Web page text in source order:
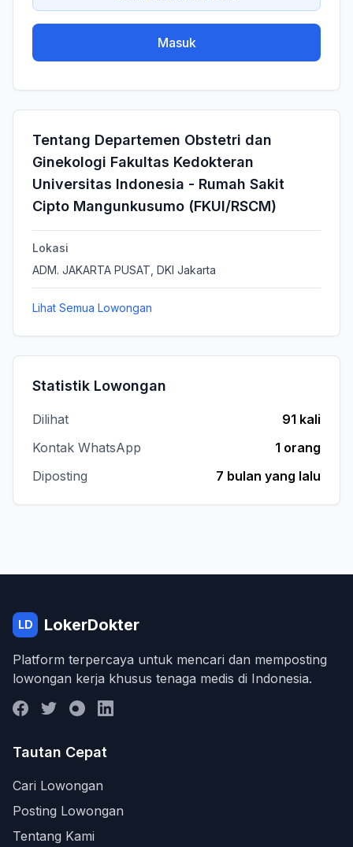
Masuk
Tentang Departemen Obstetri dan
Ginekologi Fakultas Kedokteran
Universitas Indonesia - Rumah Sakit
Cipto Mangunkusumo (FKUI/RSCM)
Lokasi
ADM. JAKARTA PUSAT, DKI Jakarta
Lihat Semua Lowongan
Statistik Lowongan
Dilihat
91 kali
Kontak WhatsApp
1 orang
Diposting
7 bulan yang lalu
LD LokerDokter
Platform terpercaya untuk mencari dan memposting
lowongan kerja khusus tenaga medis di Indonesia.
Tautan Cepat
Cari Lowongan
Posting Lowongan
Tentang Kami